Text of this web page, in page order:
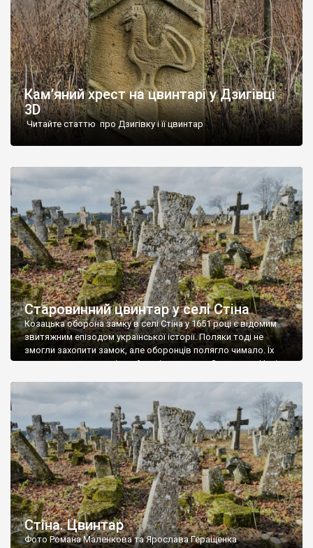
Кам’яний хрест на цвинтарі у Дзигівці
3D
Читайте статтю про Дзигівку і її цвинтар
Старовинний цвинтар у селі Стіна
Козацька оборона замку в селі Стіна у 1651 році є відомим
звитяжним епізодом української історії. Поляки тоді не
змогли захопити замок, але оборонців полягло чимало. Їх
поховали на цвинтарі, який тоді називався Замковим. Нині на
ньому чимало хрестів 19 століття, є такі, де епітафії стер […]
Стіна. Цвинтар
Фото Романа Маленкова та Ярослава Геращенка